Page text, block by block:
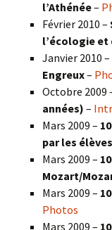
l’Athénée–
Février 2010 –
l’écologie et
Janvier 2010 –
Engreux–
Octobre 2009
années) –
Mars 2009 –
par les
Mars 2009 –
Mozart/
Mars 2009 –
Photos
Mars 2009 –